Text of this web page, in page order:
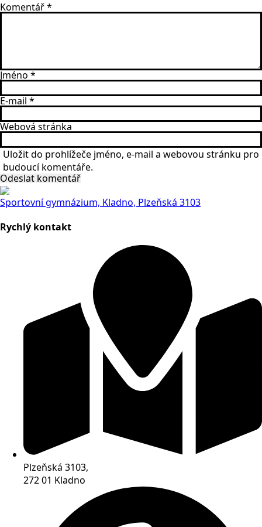
Komentář*
Jméno *
E-mail *
Webová stránka
Uložit do prohlížeče jméno, e-mail a webovou stránku pro
budoucí komentáře.
Sportovní gymnázium, Kladno, Plzeňská 3103
Rychlý kontakt
Plzeňská 3103,
272 01 Kladno